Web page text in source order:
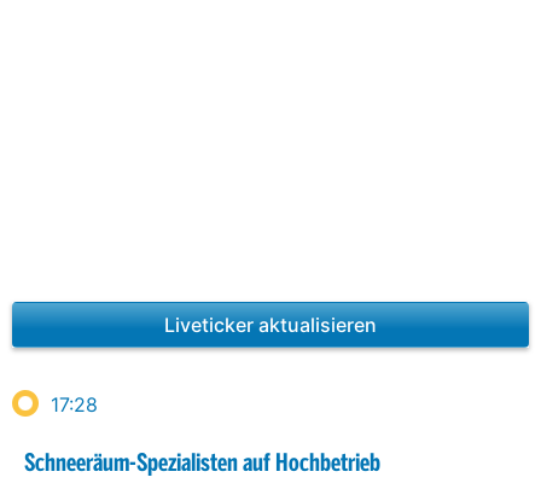
Liveticker aktualisieren
17:28
Schneeräum-Spezialisten auf Hochbetrieb